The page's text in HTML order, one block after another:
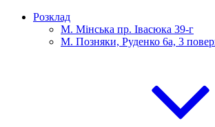
Розклад
М. Мінська пр. Івасюка 39-г
М. Позняки, Руденко 6а, 3